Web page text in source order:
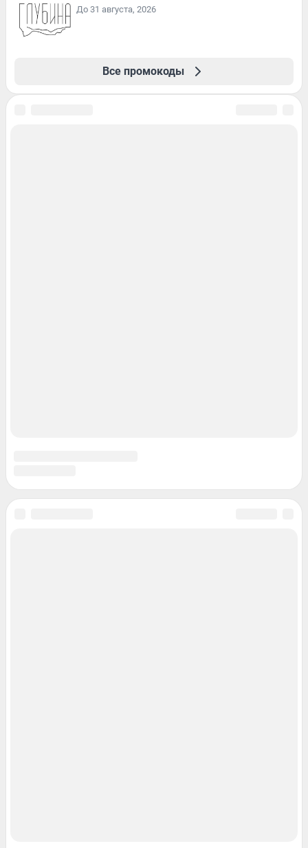
До 31 августа, 2026
Все промокоды